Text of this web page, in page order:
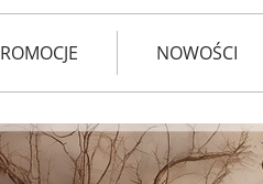
NOWOŚCI